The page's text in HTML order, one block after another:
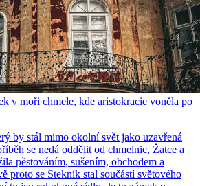
v moři chmele, kde aristokracie voněla po
by stál mimo okolní svět jako uzavřená
se nedá oddělit od chmelnic, Žatce a
pěstováním, sušením, obchodem a
proto se Stekník stal součástí světového